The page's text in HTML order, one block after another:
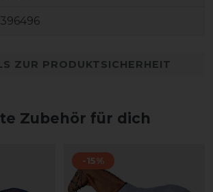
ZUR PRODUKTSICHERHEIT
Zubehör für dich
-15%